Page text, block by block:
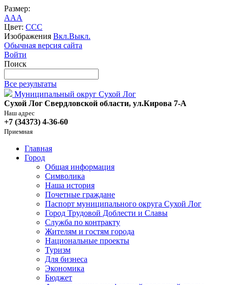
Размер:
AAA
Цвет: CCC
Изображения Вкл.Выкл.
Обычная версия сайта
Войти
Поиск
Все результаты
Муниципальный округ Сухой Лог
Сухой Лог Свердловской области, ул.Кирова 7-А
Наш адрес
+7 (34373) 4-36-60
Приемная
Главная
Город
Общая информация
Символика
Наша история
Почетные граждане
Паспорт муниципального округа Сухой Лог
Город Трудовой Доблести и Славы
Служба по контракту
Жителям и гостям города
Национальные проекты
Туризм
Для бизнеса
Экономика
Бюджет